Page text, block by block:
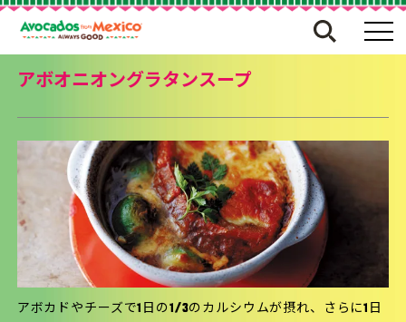
アボオニオングラタンスープ
アボカドやチーズで1日の1/3のカルシウムが摂れ、さらに1日